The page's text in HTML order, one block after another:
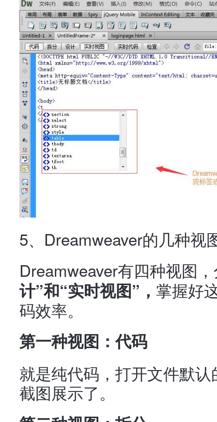
5、Dreamweaver的几种视
Dreamweaver有四种视图，
计”和“实时视图”， 掌握好
码效率。
第一种视图：代码
就是纯代码，打开文件默认
截图展示了。